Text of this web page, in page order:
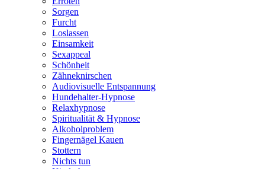
Sorgen
Furcht
Loslassen
Einsamkeit
Sexappeal
Schönheit
Zähneknirschen
Audiovisuelle Entspannung
Hundehalter-Hypnose
Relaxhypnose
Spiritualität & Hypnose
Alkoholproblem
Fingernägel Kauen
Stottern
Nichts tun